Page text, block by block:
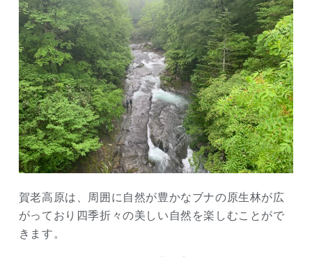
賀老高原は、周囲に自然が豊かなブナの原生林が広
がっており四季折々の美しい自然を楽しむことがで
きます。